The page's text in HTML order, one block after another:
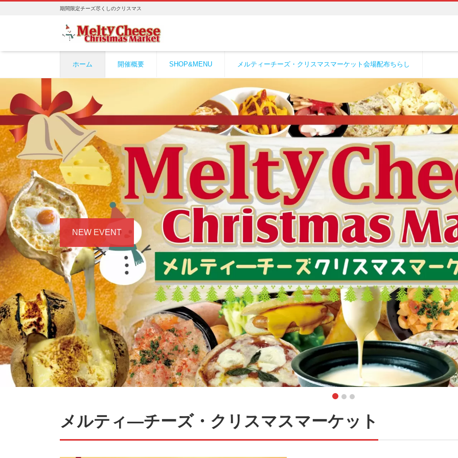
期間限定チーズ尽くしのクリスマス
ホーム 開催概要 SHOP&MENU メルティーチーズ・クリスマスマーケット会場配布ちらし
Previous
NEW EVENT
メルティ―チーズ・クリスマスマーケット